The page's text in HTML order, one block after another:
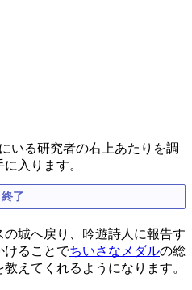
いる研究者の右上あたりを調
に入ります。
了
城へ戻り、吟遊詩人に報告す
けることでちいさなメダルの総
えてくれるようになります。